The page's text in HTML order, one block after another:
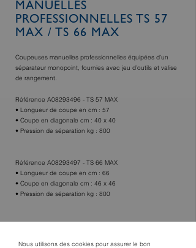
Nous utilisons des cookies pour assurer le bon
MANUELLES
PROFESSIONNELLES TS 57
MAX / TS 66 MAX
Coupeuses manuelles professionnelles équipées d’un
séparateur monopoint, fournies avec jeu d’outils et valise
de rangement.
Référence A08293496 - TS 57 MAX
• Longueur de coupe en cm : 57
• Coupe en diagonale cm : 40 x 40
• Pression de séparation kg : 800
Référence A08293497 - TS 66 MAX
• Longueur de coupe en cm : 66
• Coupe en diagonale cm : 46 x 46
• Pression de séparation kg : 800